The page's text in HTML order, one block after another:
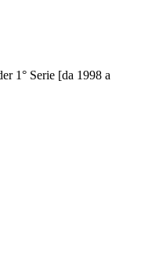
1° Serie [da 1998 a